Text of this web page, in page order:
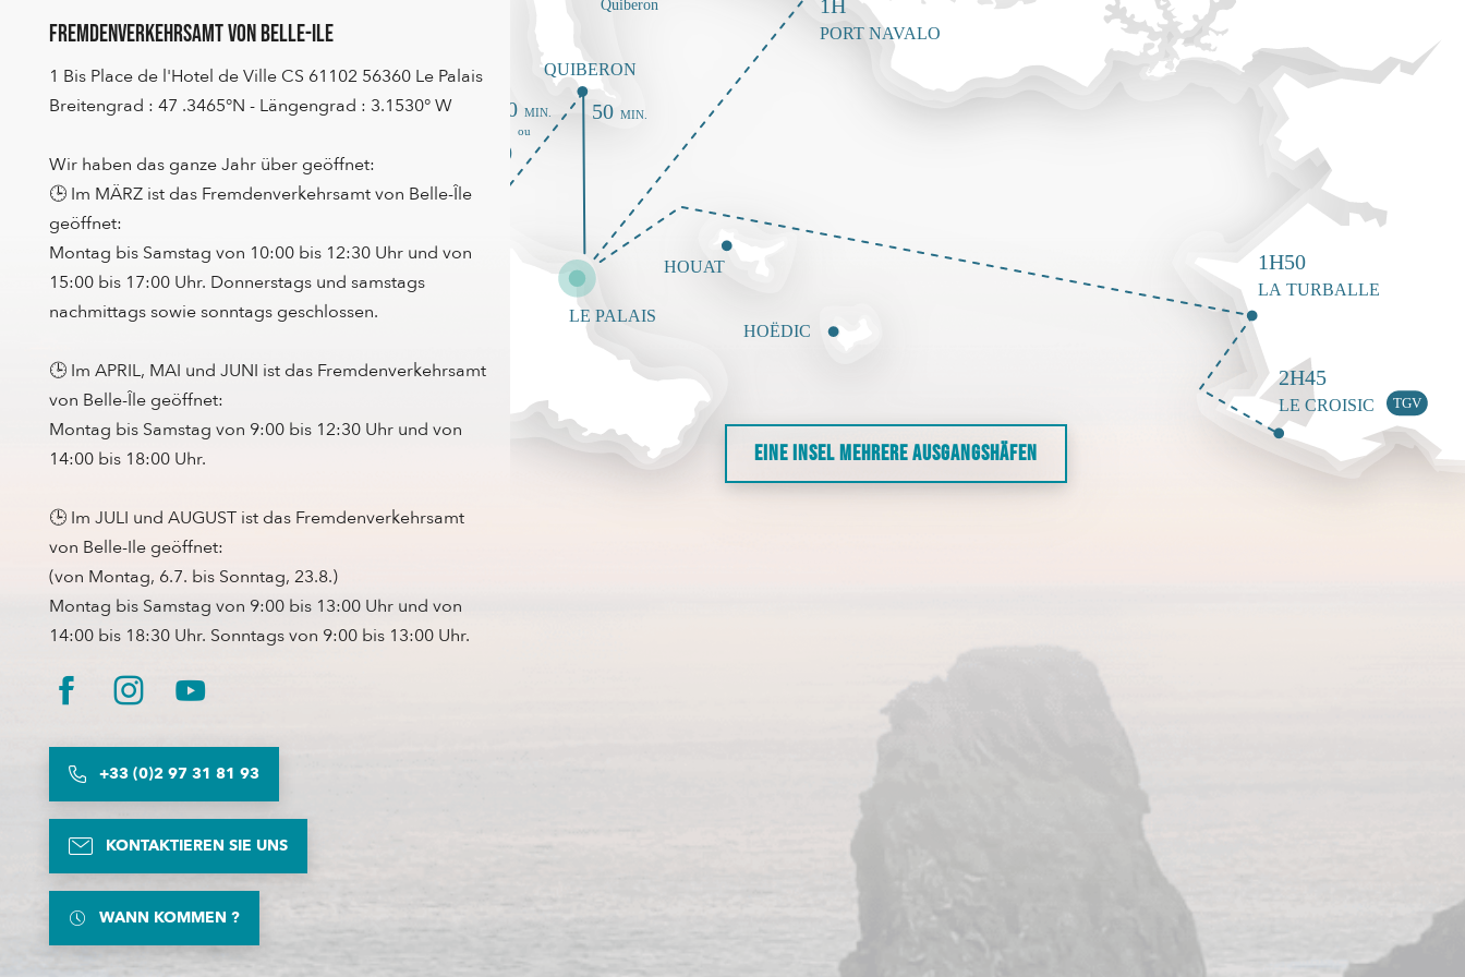
Fremdenverkehrsamt von Belle-Ile
1 Bis Place de l'Hotel de Ville CS 61102 56360 Le Palais
Breitengrad : 47 .3465°N - Längengrad : 3.1530° W
Wir haben das ganze Jahr über geöffnet:
🕒 Im MÄRZ ist das Fremdenverkehrsamt von Belle-Île
geöffnet:
Montag bis Samstag von 10:00 bis 12:30 Uhr und von
15:00 bis 17:00 Uhr. Donnerstags und samstags
nachmittags sowie sonntags geschlossen.
🕒 Im APRIL, MAI und JUNI ist das Fremdenverkehrsamt
von Belle-Île geöffnet:
Montag bis Samstag von 9:00 bis 12:30 Uhr und von
14:00 bis 18:00 Uhr.
🕒 Im JULI und AUGUST ist das Fremdenverkehrsamt
von Belle-Ile geöffnet:
(von Montag, 6.7. bis Sonntag, 23.8.)
Montag bis Samstag von 9:00 bis 13:00 Uhr und von
14:00 bis 18:30 Uhr. Sonntags von 9:00 bis 13:00 Uhr.
+33 (0)2 97 31 81 93
KONTAKTIEREN SIE UNS
WANN KOMMEN ?
EINE INSEL MEHRERE AUSGANGSHÄFEN